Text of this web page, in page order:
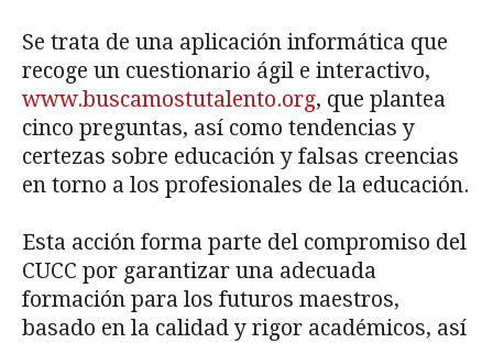
Se trata de una aplicación informática que
recoge un cuestionario ágil e interactivo,
www.buscamostutalento.org, que plantea
cinco preguntas, así como tendencias y
certezas sobre educación y falsas creencias
en torno a los profesionales de la educación.
Esta acción forma parte del compromiso del
CUCC por garantizar una adecuada
formación para los futuros maestros,
basado en la calidad y rigor académicos, así